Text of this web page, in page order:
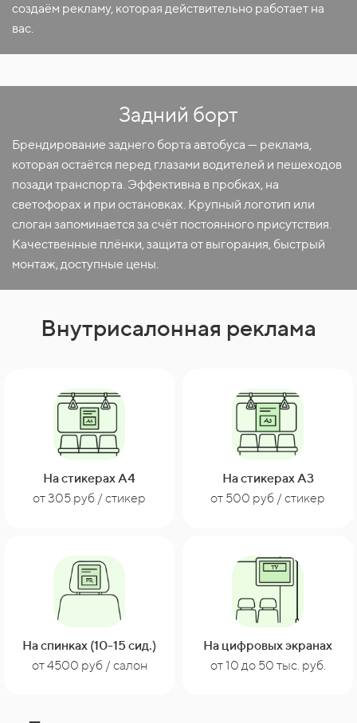
создаём рекламу, которая действительно работает на
вас.
Задний борт
Брендирование заднего борта автобуса — реклама,
которая остаётся перед глазами водителей и пешеходов
позади транспорта. Эффективна в пробках, на
светофорах и при остановках. Крупный логотип или
слоган запоминается за счёт постоянного присутствия.
Качественные плёнки, защита от выгорания, быстрый
монтаж, доступные цены.
Внутрисалонная реклама
На стикерах А4
от 305 руб / стикер
На стикерах А3
от 500 руб / стикер
На спинках (10-15 сид.)
от 4500 руб / салон
На цифровых экранах
от 10 до 50 тыс. руб.